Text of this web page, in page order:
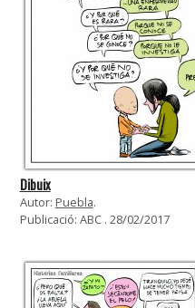
Dibuix
Autor: Puebla.
Publicació: ABC . 28/02/2017